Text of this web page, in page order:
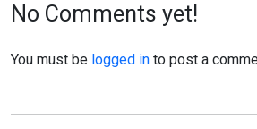
No Comments yet!
You must be logged in to post a